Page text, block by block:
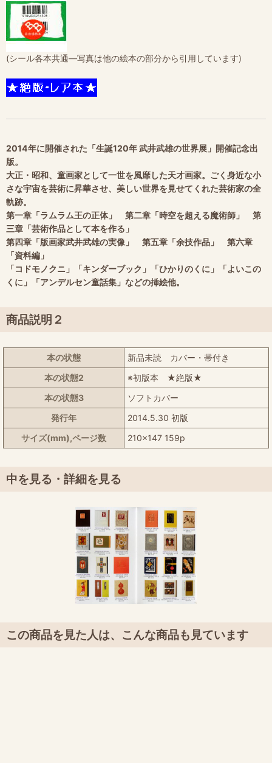
(シール各本共通―写真は他の絵本の部分から引用しています)
2014年に開催された「生誕120年 武井武雄の世界展」開催記念出
版。
大正・昭和、童画家として一世を風靡した天才画家。ごく身近な小
さな宇宙を芸術に昇華させ、美しい世界を見せてくれた芸術家の全
軌跡。
第一章「ラムラム王の正体」 第二章「時空を超える魔術師」 第
三章「芸術作品として本を作る」
第四章「版画家武井武雄の実像」 第五章「余技作品」 第六章
「資料編」
「コドモノクニ」「キンダーブック」「ひかりのくに」「よいこの
くに」「アンデルセン童話集」などの挿絵他。
商品説明２
本の状態
新品未読 カバー・帯付き
本の状態2
※初版本 ★絶版★
本の状態3
ソフトカバー
発行年
2014.5.30 初版
サイズ(mm),ページ数
210x147 159p
中を見る・詳細を見る
この商品を見た人は、こんな商品も見ています